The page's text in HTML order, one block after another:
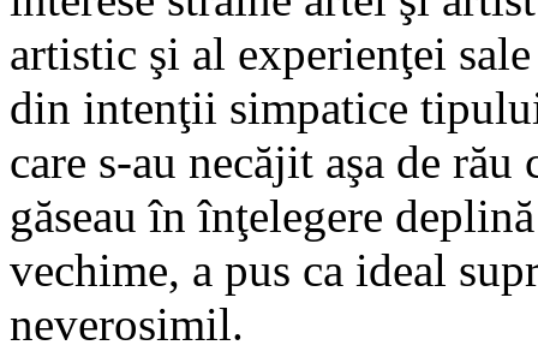
artistic şi al experienţei
din intenţii simpatice
care s-au necăjit aşa de rău
găseau în înţelegere
vechime, a pus ca ideal
neverosimil.